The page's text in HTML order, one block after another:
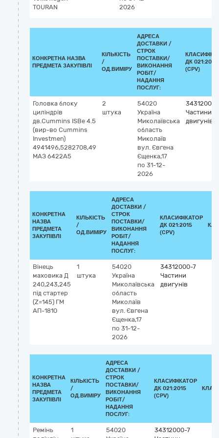
TOURAN
2026
КОНКРЕТНА НАЗВА
ПРЕДМЕТА ЗАКУПІВЛІ
КІЛЬКІСТЬ
/
ОД.ВИМІРУ
АДРЕСА
ДОСТАВКИ /
СТРОК
ПОСТАВКИ/
ВИКОНАННЯ
РОБІТ/
НАДАННЯ
ПОСЛУГ:
ДК 021:2015
(CPV)
Головка блоку
циліндрів
дв.Cummins ISBe 4.5
(вир-во Cummins
Investmen)
4941496,5282708,49
МАЗ 6422А5
2
штука
54020
Україна
Миколаївська
область
Миколаїв
вул. Євгена
Єщенка,17
по 31-12-
2026
34312000-
Частини
двигунів
КОНКРЕТНА
НАЗВА
ПРЕДМЕТА
ЗАКУПІВЛІ
КІЛЬКІСТЬ
/
ОД.ВИМІРУ
АДРЕСА
ДОСТАВКИ /
СТРОК
ПОСТАВКИ/
ВИКОНАННЯ
РОБІТ/
НАДАННЯ
ПОСЛУГ:
КЛАСИФІКАТОР
ДК 021:2015
(CPV)
Вінець
маховика Д
240,243,245
під стартер
(Z=145) ГМ
АП-1810
1
штука
54020
Україна
Миколаївська
область
Миколаїв
вул. Євгена
Єщенка,17
по 31-12-
2026
34312000-7
Частини
двигунів
КОНКРЕТНА
НАЗВА
ПРЕДМЕТА
ЗАКУПІВЛІ
КІЛЬКІСТЬ
/
ОД.ВИМІРУ
АДРЕСА
ДОСТАВКИ /
СТРОК
ПОСТАВКИ/
ВИКОНАННЯ
РОБІТ/
НАДАННЯ
ПОСЛУГ:
КЛАСИФІКАТОР
ДК 021:2015
(CPV)
Ремінь
1
54020
34312000-7